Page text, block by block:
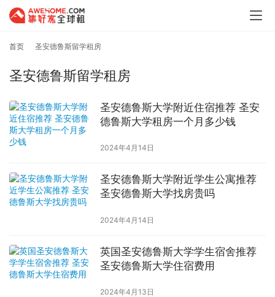
首页 圣安德鲁斯留学租房
圣安德鲁斯留学租房
圣安德鲁斯大学附近住宿推荐 圣安
德鲁斯大学租房一个月多少钱
2024年4月14日
圣安德鲁斯大学附近学生公寓推荐
圣安德鲁斯大学找房贵吗
2024年4月14日
英国圣安德鲁斯大学学生宿舍推荐
圣安德鲁斯大学住宿费用
2024年4月13日